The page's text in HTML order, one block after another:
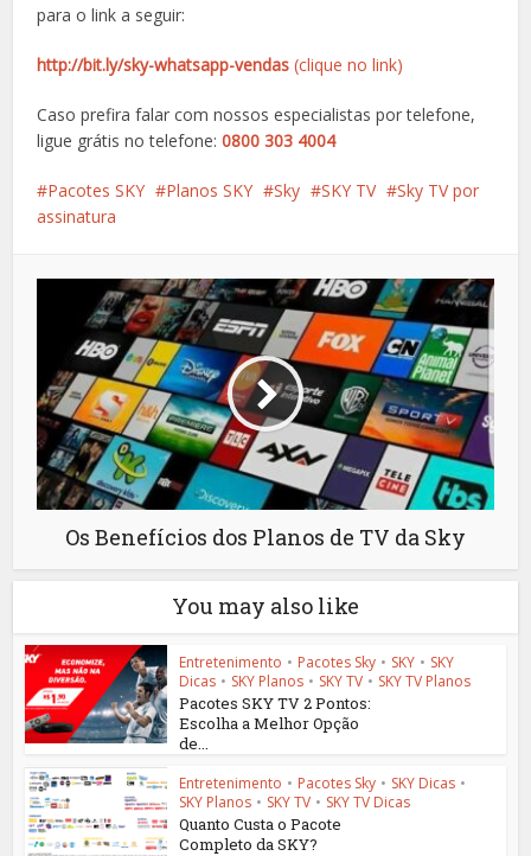
para o link a seguir:
http://bit.ly/sky-whatsapp-vendas (clique no link)
Caso prefira falar com nossos especialistas por telefone,
ligue grátis no telefone:0800 303 4004
Pacotes SKY Planos SKY Sky SKY TV
Sky TV por
assinatura
Os Benefícios dos Planos de TV da Sky
You may also like
Entretenimento • Pacotes Sky • SKY • SKY
Dicas • SKY Planos • SKY TV • SKY TV Planos
Pacotes SKY TV 2 Pontos:
Escolha a Melhor Opção
de...
Entretenimento • Pacotes Sky • SKY Dicas •
SKY Planos • SKY TV • SKY TV Dicas
Quanto Custa o Pacote
Completo da SKY?